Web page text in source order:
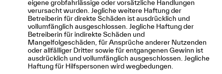
eigene grobfahrlässige oder vorsätzliche Handlungen
verursacht wurden. Jegliche weitere Haftung der
Betreiberin für direkte Schäden ist ausdrücklich und
vollumfänglich ausgeschlossen. Jegliche Haftung der
Betreiberin für indirekte Schäden und
Mangelfolgeschäden, für Ansprüche anderer Nutzenden
oder allfälliger Dritter sowie für entgangenen Gewinn ist
ausdrücklich und vollumfänglich ausgeschlossen. Jegliche
Haftung für Hilfspersonen wird wegbedungen.